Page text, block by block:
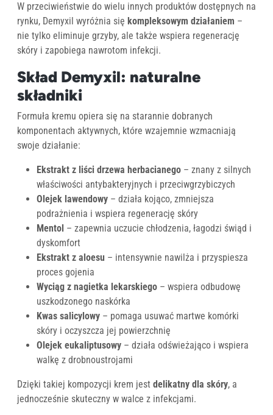
W przeciwieństwie do wielu innych produktów dostępnych na
rynku, Demyxil wyróżnia się kompleksowym działaniem –
nie tylko eliminuje grzyby, ale także wspiera regenerację
skóry i zapobiega nawrotom infekcji.
Skład Demyxil: naturalne
składniki
Formuła kremu opiera się na starannie dobranych
komponentach aktywnych, które wzajemnie wzmacniają
swoje działanie:
Ekstrakt z liści drzewa herbacianego – znany z silnych
właściwości antybakteryjnych i przeciwgrzybiczych
Olejek lawendowy – działa kojąco, zmniejsza
podrażnienia i wspiera regenerację skóry
Mentol – zapewnia uczucie chłodzenia, łagodzi świąd i
dyskomfort
Ekstrakt z aloesu – intensywnie nawilża i przyspiesza
proces gojenia
Wyciąg z nagietka lekarskiego – wspiera odbudowę
uszkodzonego naskórka
Kwas salicylowy – pomaga usuwać martwe komórki
skóry i oczyszcza jej powierzchnię
Olejek eukaliptusowy – działa odświeżająco i wspiera
walkę z drobnoustrojami
Dzięki takiej kompozycji krem jest delikatny dla skóry, a
jednocześnie skuteczny w walce z infekcjami.